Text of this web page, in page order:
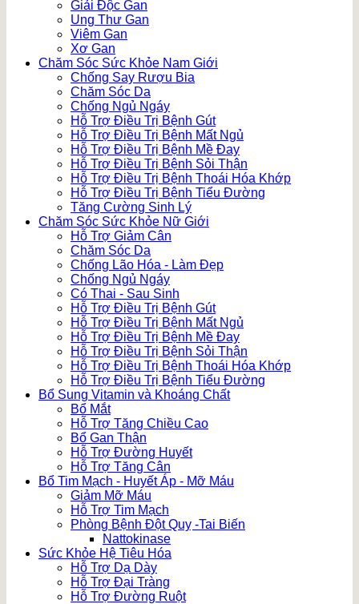
Giải Độc Gan
Ung Thư Gan
Viêm Gan
Xơ Gan
Chăm Sóc Sức Khỏe Nam Giới
Chống Say Rượu Bia
Chăm Sóc Da
Chống Ngủ Ngáy
Hỗ Trợ Điều Trị Bệnh Gút
Hỗ Trợ Điều Trị Bệnh Mất Ngủ
Hỗ Trợ Điều Trị Bệnh Mề Đay
Hỗ Trợ Điều Trị Bệnh Sỏi Thận
Hỗ Trợ Điều Trị Bệnh Thoái Hóa Khớp
Hỗ Trợ Điều Trị Bệnh Tiểu Đường
Tăng Cường Sinh Lý
Chăm Sóc Sức Khỏe Nữ Giới
Hỗ Trợ Giảm Cân
Chăm Sóc Da
Chống Lão Hóa - Làm Đẹp
Chống Ngủ Ngáy
Có Thai - Sau Sinh
Hỗ Trợ Điều Trị Bệnh Gút
Hỗ Trợ Điều Trị Bệnh Mất Ngủ
Hỗ Trợ Điều Trị Bệnh Mề Đay
Hỗ Trợ Điều Trị Bệnh Sỏi Thận
Hỗ Trợ Điều Trị Bệnh Thoái Hóa Khớp
Hỗ Trợ Điều Trị Bệnh Tiểu Đường
Bổ Sung Vitamin và Khoáng Chất
Bổ Mắt
Hỗ Trợ Tăng Chiều Cao
Bổ Gan Thận
Hỗ Trợ Đường Huyết
Hỗ Trợ Tăng Cân
Bổ Tim Mạch - Huyết Áp - Mỡ Máu
Giảm Mỡ Máu
Hỗ Trợ Tim Mạch
Phòng Bệnh Đột Quỵ -Tai Biến
Nattokinase
Sức Khỏe Hệ Tiêu Hóa
Hỗ Trợ Dạ Dày
Hỗ Trợ Đại Tràng
Hỗ Trợ Đường Ruột